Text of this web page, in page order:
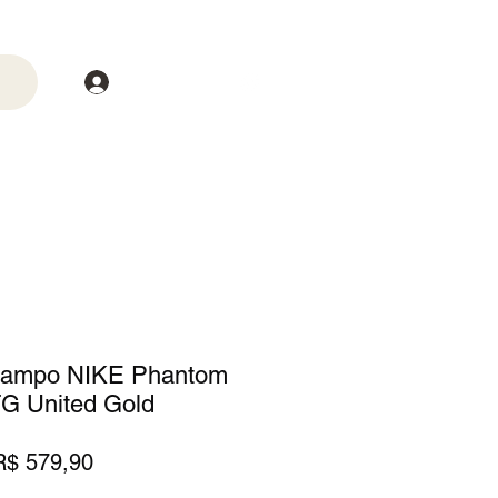
NIKE Phantom
United Gold
579,90Preço